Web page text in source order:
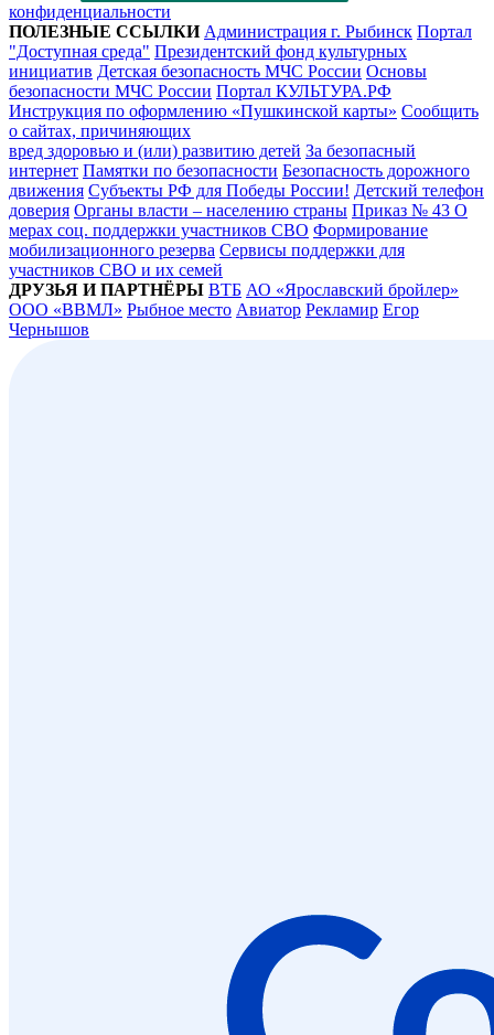
конфиденциальности
ПОЛЕЗНЫЕ ССЫЛКИ Администрация г. Рыбинск Портал
"Доступная среда" Президентский фонд культурных
инициатив Детская безопасность МЧС России Основы
безопасности МЧС России Портал КУЛЬТУРА.РФ
Инструкция по оформлению «Пушкинской карты» Сообщить
о сайтах, причиняющих
вред здоровью и (или) развитию детей За безопасный
интернет Памятки по безопасности Безопасность дорожного
движения Субъекты РФ для Победы России! Детский телефон
доверия Органы власти – населению страны Приказ № 43 О
мерах соц. поддержки участников СВО Формирование
мобилизационного резерва Сервисы поддержки для
участников СВО и их семей
ДРУЗЬЯ И ПАРТНЁРЫ ВТБ АО «Ярославский бройлер»
ООО «ВВМЛ» Рыбное место Авиатор Рекламир Егор
Чернышов